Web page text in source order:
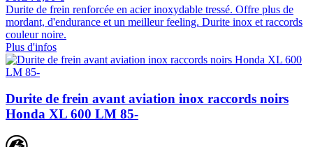
Durite de frein renforcée en acier inoxydable tressé. Offre plus de
mordant, d'endurance et un meilleur feeling. Durite inox et raccords
couleur noire.
Plus d'infos
Durite de frein avant aviation inox raccords noirs
Honda XL 600 LM 85-